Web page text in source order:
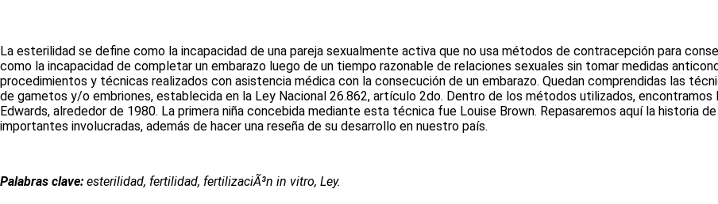
La esterilidad se define como la incapacidad de una pareja sexualmente activa que no usa métodos de contracepción para
como la incapacidad de completar un embarazo luego de un tiempo razonable de relaciones sexuales sin tomar medidas
procedimientos y técnicas realizados con asistencia médica con la consecución de un embarazo. Quedan comprendidas las
de gametos y/o embriones, establecida en la Ley Nacional 26.862, artículo 2do. Dentro de los métodos utilizados,
Edwards, alrededor de 1980. La primera niña concebida mediante esta técnica fue Louise Brown. Repasaremos aquí la historia
importantes involucradas, además de hacer una reseña de su desarrollo en nuestro país.
Palabras clave: esterilidad, fertilidad, fertilizaciÃ³n in vitro, Ley.